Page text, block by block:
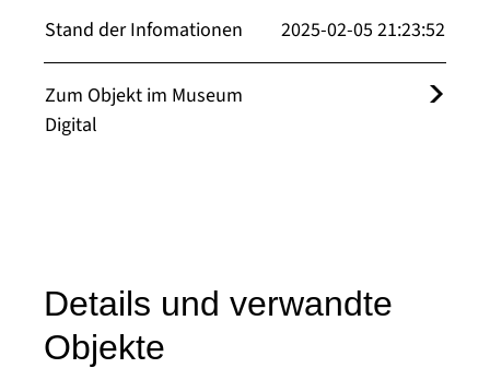
Stand der Infomationen 2025-02-05 21:23:52
Zum Objekt im Museum
Digital
Details und verwandte
Objekte